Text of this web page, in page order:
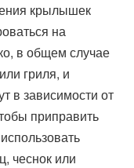
крылышек
на
в общем случае
гриля, и
в зависимости от
приправить
чеснок или